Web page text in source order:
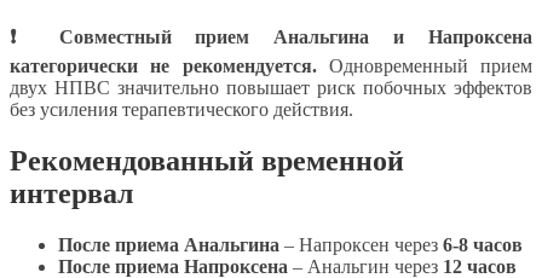
❗ Совместный прием Анальгина и Напроксена
категорически не рекомендуется.Одновременный прием
двух НПВС значительно повышает риск побочных эффектов
без усиления терапевтического действия.
Рекомендованный временной
интервал
После приема Анальгина – Напроксен через 6-8 часов
После приема Напроксена – Анальгин через 12 часов